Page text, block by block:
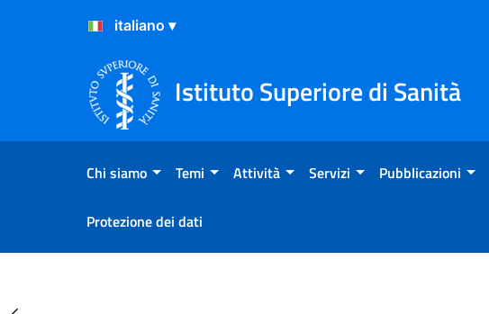
Salta al Contenuto
Salta al Footer
Istituto Superiore di Sanità
Chi siamo Temi Attività Servizi Pubblicazioni
Protezione dei dati